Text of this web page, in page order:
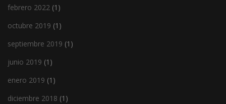
febrero 2022 (1)
octubre 2019 (1)
septiembre 2019 (1)
junio 2019 (1)
enero 2019 (1)
diciembre 2018 (1)